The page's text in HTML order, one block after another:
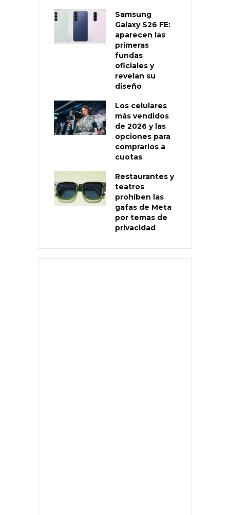
Samsung
Galaxy S26 FE:
aparecen las
primeras
fundas
oficiales y
revelan su
diseño
Los celulares
más vendidos
de 2026 y las
opciones para
comprarlos a
cuotas
Restaurantes y
teatros
prohíben las
gafas de Meta
por temas de
privacidad